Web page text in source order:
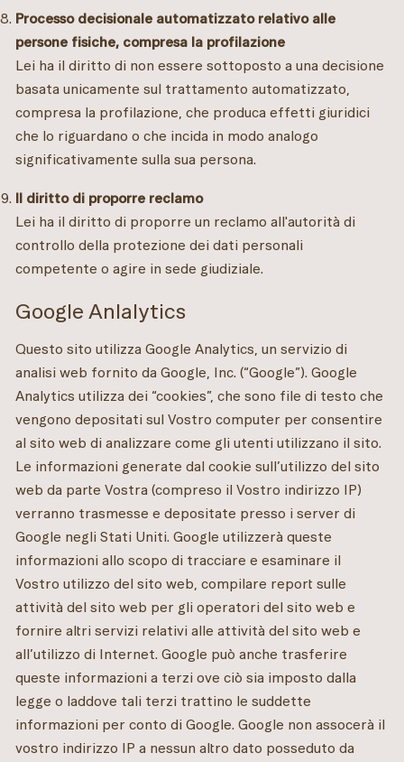
Processo decisionale automatizzato relativo alle
persone fisiche, compresa la profilazione
Lei ha il diritto di non essere sottoposto a una decisione
basata unicamente sul trattamento automatizzato,
compresa la profilazione, che produca effetti giuridici
che lo riguardano o che incida in modo analogo
significativamente sulla sua persona.
Il diritto di proporre reclamo
Lei ha il diritto di proporre un reclamo all'autorità di
controllo della protezione dei dati personali
competente o agire in sede giudiziale.
Google Anlalytics
Questo sito utilizza Google Analytics, un servizio di
analisi web fornito da Google, Inc. (“Google”). Google
Analytics utilizza dei “cookies”, che sono file di testo che
vengono depositati sul Vostro computer per consentire
al sito web di analizzare come gli utenti utilizzano il sito.
Le informazioni generate dal cookie sull’utilizzo del sito
web da parte Vostra (compreso il Vostro indirizzo IP)
verranno trasmesse e depositate presso i server di
Google negli Stati Uniti. Google utilizzerà queste
informazioni allo scopo di tracciare e esaminare il
Vostro utilizzo del sito web, compilare report sulle
attività del sito web per gli operatori del sito web e
fornire altri servizi relativi alle attività del sito web e
all’utilizzo di Internet. Google può anche trasferire
queste informazioni a terzi ove ciò sia imposto dalla
legge o laddove tali terzi trattino le suddette
informazioni per conto di Google. Google non assocerà il
vostro indirizzo IP a nessun altro dato posseduto da